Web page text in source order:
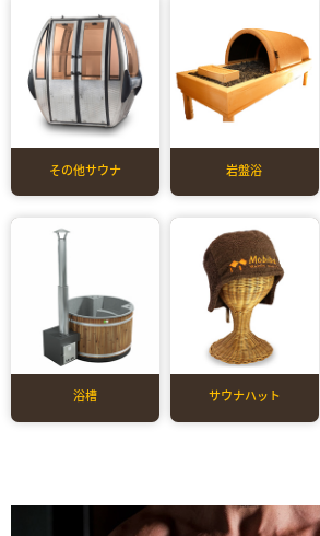
その他サウナ 岩盤浴
浴槽 サウナハット